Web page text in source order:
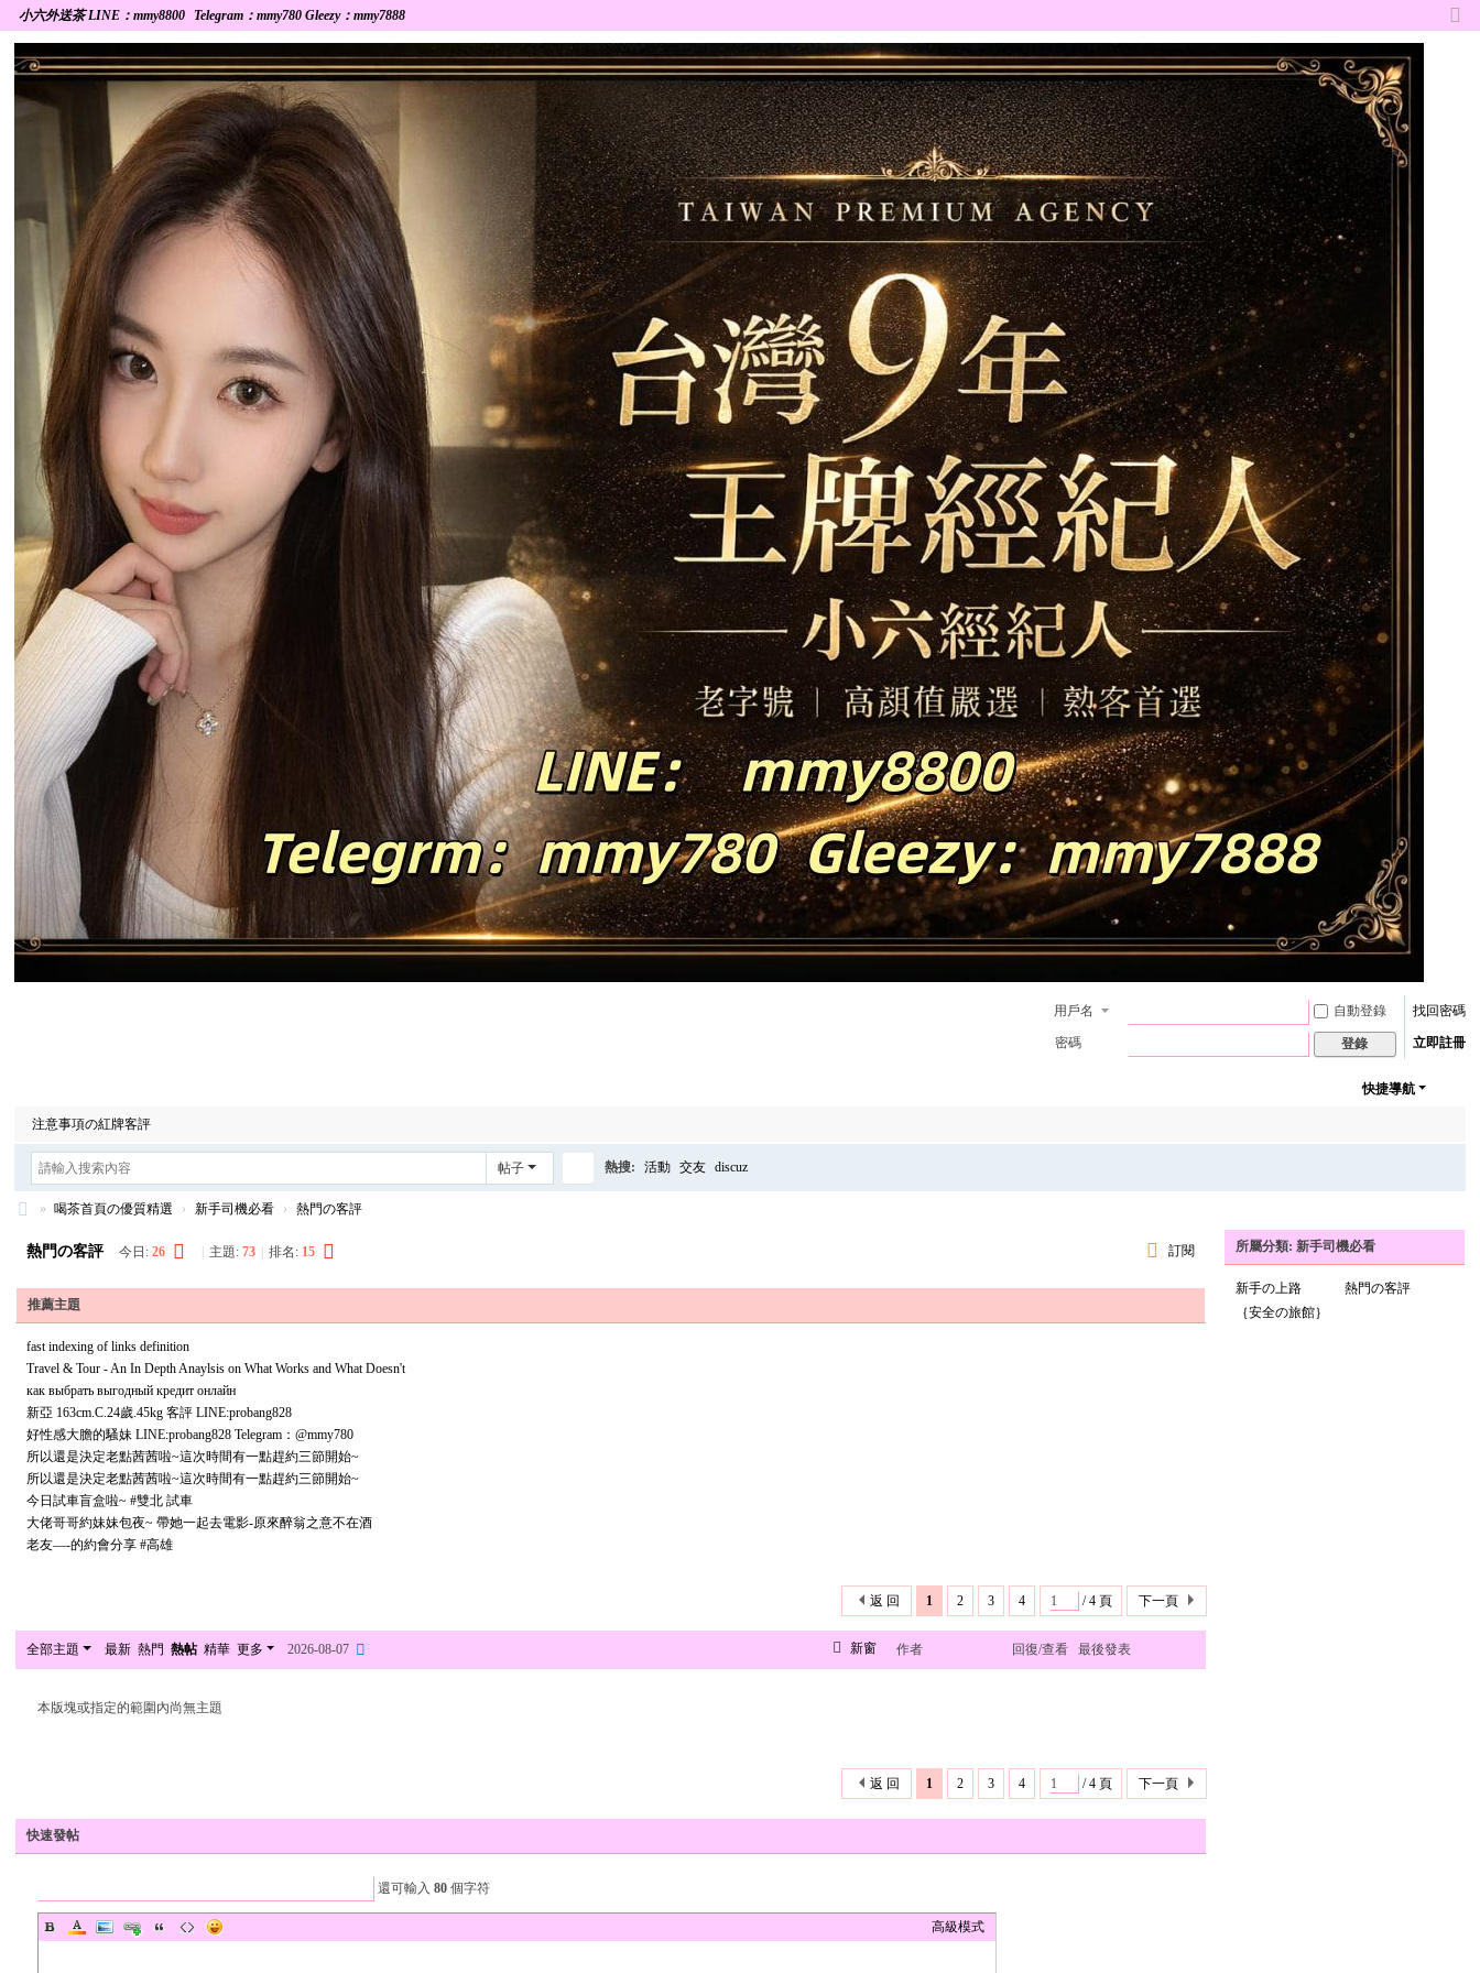
小六外送茶 LINE：mmy8800 Telegram：mmy780 Gleezy：mmy7888
切
用戶名 自動登錄 找回密碼
密碼 登錄 立即註冊
快捷導航
注意事項の紅牌客評
帖子 熱搜: 活動 交友 discuz
台
9
年
資
深
王
牌
小
六
» 喝茶首頁の優質精選 › 新手司機必看 › 熱門の客評
訂閱
熱門の客評 今日:26 主題:73 排名: 15
推薦主題
fast indexing of links definition
Travel & Tour - An In Depth Anaylsis on What Works and What Doesn't
как выбрать выгодный кредит онлайн
新亞 163cm.C.24歲.45kg 客評 LINE:probang828
好性感大膽的騷妹 LINE:probang828 Telegram：@mmy780
所以還是決定老點茜茜啦~這次時間有一點趕約三節開始~
所以還是決定老點茜茜啦~這次時間有一點趕約三節開始~
今日試車盲盒啦~ #雙北 試車
大佬哥哥約妹妹包夜~ 帶她一起去電影-原來醉翁之意不在酒
老友—-的約會分享 #高雄
1 2 3 4 / 4 頁 下一頁
返 回
新窗
全部主題 最新 熱門 熱帖 精華 更多 2026-08-07 作者 回復/查看 最後發表
本版塊或指定的範圍內尚無主題
1 2 3 4 / 4 頁 下一頁
返 回
快速發帖
還可輸入80 個字符
高級模式
所屬分類: 新手司機必看
新手の上路
熱門の客評
｛安全の旅館｝